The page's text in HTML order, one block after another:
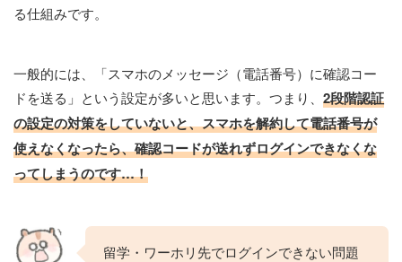
る仕組みです。
一般的には、「スマホのメッセージ（電話番号）に確認コー
ドを送る」という設定が多いと思います。つまり、 2段階認証
の設定の対策をしていないと、スマホを解約して電話番号が
使えなくなったら、確認コードが送れずログインできなくな
ってしまうのです…！
留学・ワーホリ先でログインできない問題